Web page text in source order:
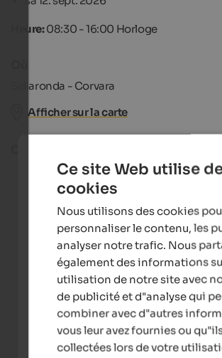
Heure:08:30 - 16:00 Horloge
Sellaronda - Corvara
Afficher sur la carte
Sport
Ce site Web utilise
cookies
Nous utilisons des cookies
personnaliser le contenu, les
analyser notre trafic. Nous
également des informations
utilisation de notre site avec
de publicité et d"analyse qui
combiner avec d"autres
vous leur avez fournies ou
collectées lors de votre